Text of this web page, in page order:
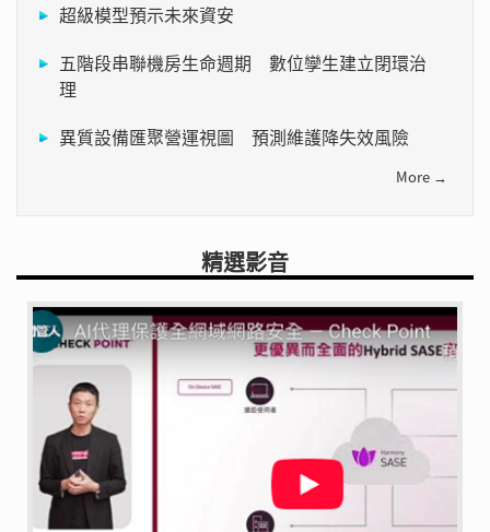
超級模型預示未來資安
五階段串聯機房生命週期 數位孿生建立閉環治
理
異質設備匯聚營運視圖 預測維護降失效風險
More →
精選影音